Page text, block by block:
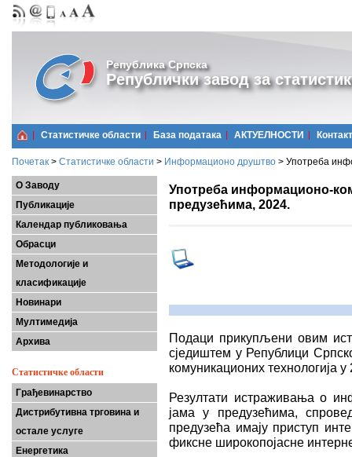
Република Српска
Републички завод за
Статистичке области Базa података АКТУЕЛНОСТИ Контакт
Почетак > Статистичке области > Информационо друштво > Употреба
О Заводу
Публикације
Календар публиковања
Обрасци
Методологије и
класификације
Новинари
Мултимедија
Архива
Статистичке области
Грађевинарство
Дистрибутивна трговина и
остале услуге
Енергетика
Употреба информационо-
предузећима, 2024.
Подаци прикупљени овим
сједиштем у Републици
комуникационих технологија
Резултати истраживања о
јама у предузећима,
предузећа имају приступ
фиксне широкопојасне